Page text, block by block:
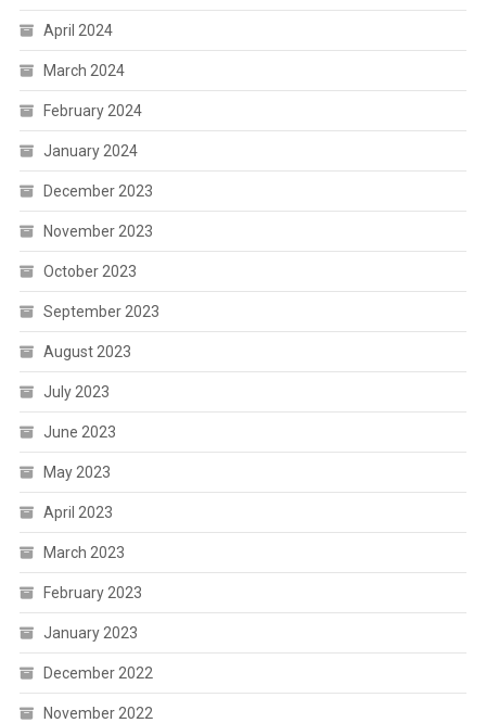
April 2024
March 2024
February 2024
January 2024
December 2023
November 2023
October 2023
September 2023
August 2023
July 2023
June 2023
May 2023
April 2023
March 2023
February 2023
January 2023
December 2022
November 2022